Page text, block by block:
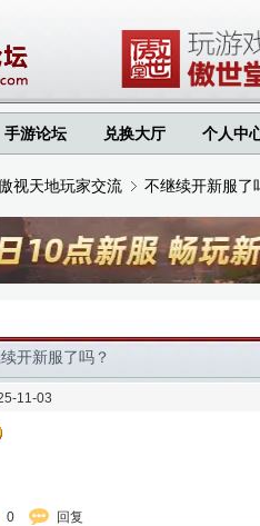
手游论坛 兑换大厅 个人中
视天地玩家交流
›
不继续开新服了
开新服了吗？
11-03
0 回复